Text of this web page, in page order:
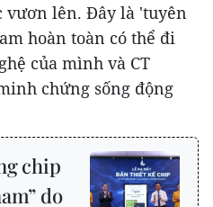
vươn lên. Đây là 'tuyên
hoàn toàn có thể đi
của mình và CT
chứng sống động
chip
do